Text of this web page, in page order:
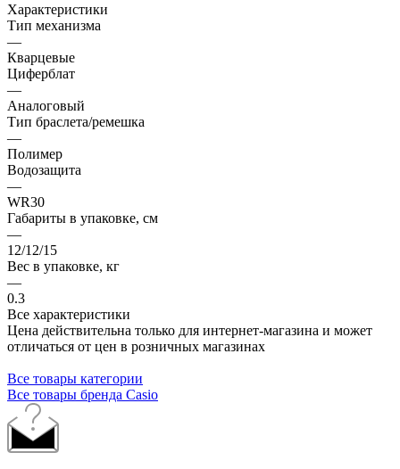
Характеристики
Тип механизма
—
Кварцевые
Циферблат
—
Аналоговый
Тип браслета/ремешка
—
Полимер
Водозащита
—
WR30
Габариты в упаковке, см
—
12/12/15
Вес в упаковке, кг
—
0.3
Все характеристики
Цена действительна только для интернет-магазина и может
отличаться от цен в розничных магазинах
Все товары категории
Все товары бренда Casio